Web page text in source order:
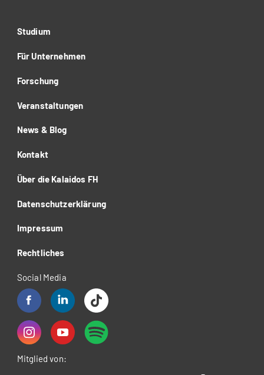
Studium
Für Unternehmen
Forschung
Veranstaltungen
News & Blog
Kontakt
Über die Kalaidos FH
Datenschutzerklärung
Impressum
Rechtliches
Social Media
Mitglied von: